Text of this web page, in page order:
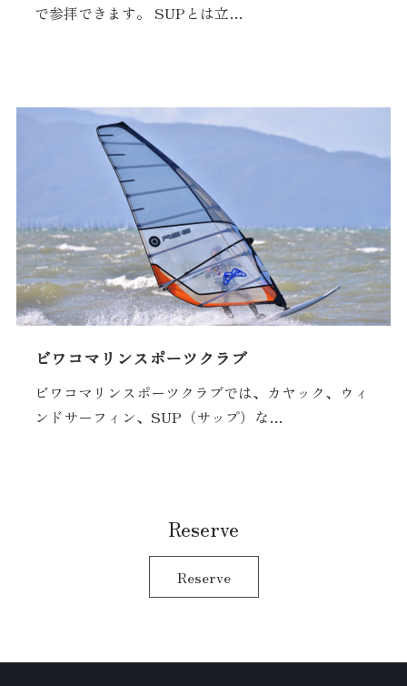
で参拝できます。 SUPとは立…
ビワコマリンスポーツクラブ
ビワコマリンスポーツクラブでは、カヤック、ウィ
ンドサーフィン、SUP（サップ）な…
Reserve
Reserve